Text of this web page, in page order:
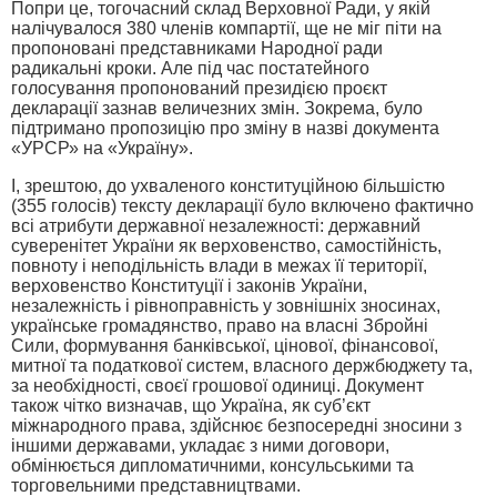
Попри це, тогочасний склад Верховної Ради, у якій
налічувалося 380 членів компартії, ще не міг піти на
пропоновані представниками Народної ради
радикальні кроки. Але під час постатейного
голосування пропонований президією проєкт
декларації зазнав величезних змін. Зокрема, було
підтримано пропозицію про зміну в назві документа
«УРСР» на «Україну».
І, зрештою, до ухваленого конституційною більшістю
(355 голосів) тексту декларації було включено фактично
всі атрибути державної незалежності: державний
суверенітет України як верховенство, самостійність,
повноту і неподільність влади в межах її території,
верховенство Конституції і законів України,
незалежність і рівноправність у зовнішніх зносинах,
українське громадянство, право на власні Збройні
Сили, формування банківської, цінової, фінансової,
митної та податкової систем, власного держбюджету та,
за необхідності, своєї грошової одиниці. Документ
також чітко визначав, що Україна, як суб’єкт
міжнародного права, здійснює безпосередні зносини з
іншими державами, укладає з ними договори,
обмінюється дипломатичними, консульськими та
торговельними представництвами.